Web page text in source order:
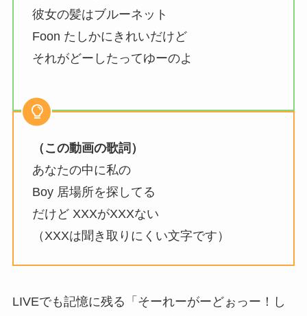
彼女の髪はブルーネット
Foon たしかにきれいだけど
それがどーしたってゆーのよ
（この動画の歌詞）
あなたの中に私の
Boy 居場所を探してる
だけど XXXがXXXない
（XXXは聞き取りにくい文字です）
LIVEでも記憶に残る「そーれーがーどぉっー！し